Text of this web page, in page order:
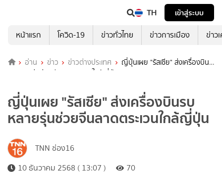
TH
เข้าสู่ระบบ
หน้าแรก
โควิด-19 ข่าวทั่วไทย ข่าวการเมือง ข่าว
อ่าน ข่าว ข่าวต่างประเทศ
ญี่ปุ่นเผย "รัสเซีย" ส่งเครื่องบิน
รบหลายรุ่นช่วยจีนลาดตระเวนใกล้ญี่ปุ่น
ญี่ปุ่นเผย "รัสเซีย" ส่งเครื่องบินรบ
หลายรุ่นช่วยจีนลาดตระเวนใกล้ญี่ปุ่น
TNN ช่อง16
10 ธันวาคม 2568 ( 13:07 )
70